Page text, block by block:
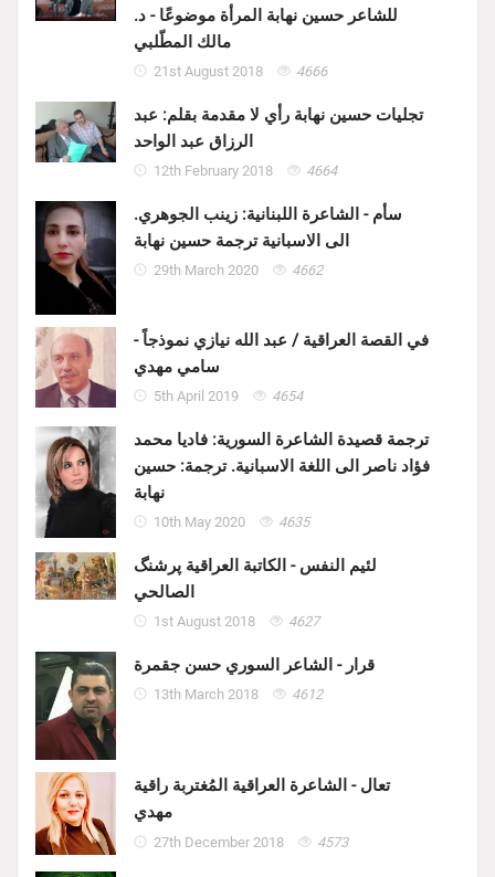
للشاعر حسين نهابة المرأة موضوعًا - د.
مالك المطّلبي
21st August 2018 4666
تجليات حسين نهابة رأي لا مقدمة بقلم: عبد
الرزاق عبد الواحد
12th February 2018 4664
سأم - الشاعرة اللبنانية: زينب الجوهري.
الى الاسبانية ترجمة حسين نهابة
29th March 2020 4662
في القصة العراقية / عبد الله نيازي نموذجاً -
سامي مهدي
5th April 2019 4654
ترجمة قصيدة الشاعرة السورية: فاديا محمد
فؤاد ناصر الى اللغة الاسبانية. ترجمة: حسين
نهابة
10th May 2020 4635
لئيم النفس - الكاتبة العراقية پرشنگ
الصالحي
1st August 2018 4627
قرار - الشاعر السوري حسن جقمرة
13th March 2018 4612
تعال - الشاعرة العراقية المُغتربة راقية
مهدي
27th December 2018 4573